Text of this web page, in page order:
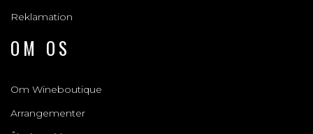
Reklamation
OM OS
Om Wineboutique
Arrangementer